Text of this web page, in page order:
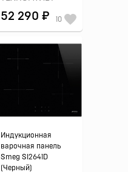
52 290 ₽ 10
Индукционная
варочная панель
Smeg SI2641D
(Черный)